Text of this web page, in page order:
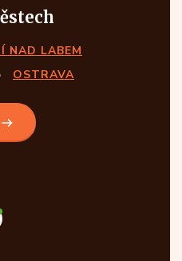
NAD LABEM
OSTRAVA